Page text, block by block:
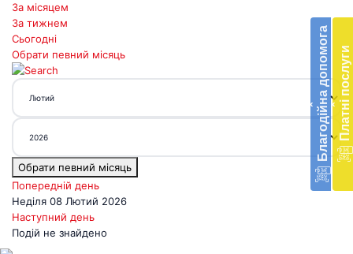
‹ Благодійна допомогав
‹ Платні послуги
За місяцем
За тижнем
Сьогодні
Обрати певний місяць
Обрати певний місяць
Попередній день
Неділя 08 Лютий 2026
Наступний день
Подій не знайдено